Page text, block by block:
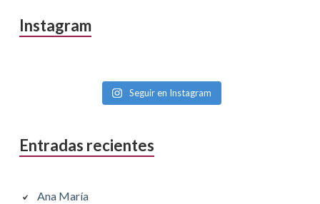
Barra
Instagram
Seguir en Instagram
Entradas recientes
Ana María